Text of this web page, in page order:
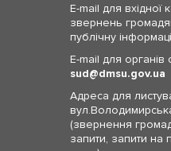
E-mail для вхідної
звернень
публічну
E-mail для органів
sud
dmsu.gov.ua
Адреса для
(звернення
запити, запити на